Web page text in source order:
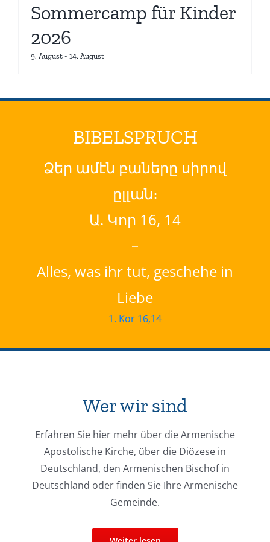
Sommercamp für Kinder
2026
9. August- 14. August
BIBELSPRUCH
Ձեր ամէն բաները սիրով
ըլլան։
Ա. Կոր 16, 14
–
Alles, was ihr tut, geschehe in
Liebe
1. Kor 16,14
Wer wir sind
Erfahren Sie hier mehr über die Armenische
Apostolische Kirche, über die Diözese in
Deutschland, den Armenischen Bischof in
Deutschland oder finden Sie Ihre Armenische
Gemeinde.